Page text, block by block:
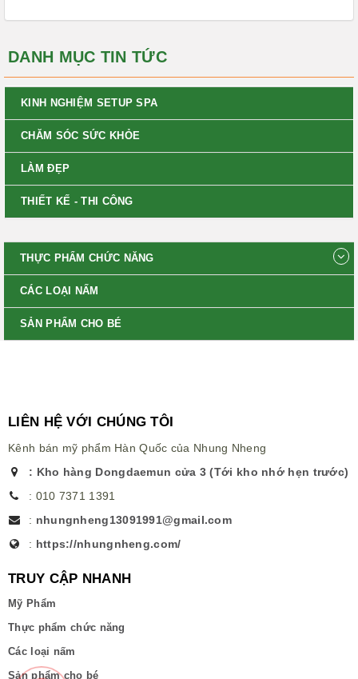
DANH MỤC TIN TỨC
KINH NGHIỆM SETUP SPA
CHĂM SÓC SỨC KHỎE
LÀM ĐẸP
THIẾT KẾ - THI CÔNG
THỰC PHẨM CHỨC NĂNG
CÁC LOẠI NẤM
SẢN PHẨM CHO BÉ
LIÊN HỆ VỚI CHÚNG TÔI
Kênh bán mỹ phẩm Hàn Quốc của Nhung Nheng
: Kho hàng Dongdaemun cửa 3 (Tới kho nhớ hẹn trước)
: 010 7371 1391
: nhungnheng13091991@gmail.com
: https://nhungnheng.com/
TRUY CẬP NHANH
Mỹ Phẩm
Thực phẩm chức năng
Các loại nấm
Sản phẩm cho bé